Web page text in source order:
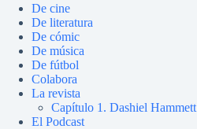
De cine
De literatura
De cómic
De música
De fútbol
Colabora
La revista
Capítulo 1. Dashiel Hammett
El Podcast